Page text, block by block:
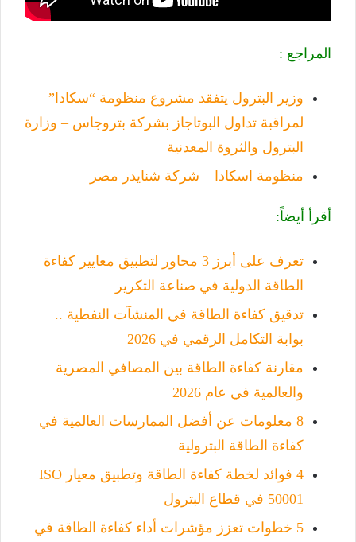
المراجع :
وزير البترول يتفقد مشروع منظومة “سكادا”
لمراقبة تداول البوتاجاز بشركة بتروجاس – وزارة
البترول والثروة المعدنية
منظومة اسكادا – شركة شنايدر مصر
أقرأ أيضاً:
تعرف على أبرز 3 محاور لتطبيق معايير كفاءة
الطاقة الدولية في صناعة التكرير
تدقيق كفاءة الطاقة في المنشآت النفطية ..
بوابة التكامل الرقمي في 2026
مقارنة كفاءة الطاقة بين المصافي المصرية
والعالمية في عام 2026
8 معلومات عن أفضل الممارسات العالمية في
كفاءة الطاقة البترولية
4 فوائد لخطة كفاءة الطاقة وتطبيق معيار ISO
50001 في قطاع البترول
5 خطوات تعزز مؤشرات أداء كفاءة الطاقة في